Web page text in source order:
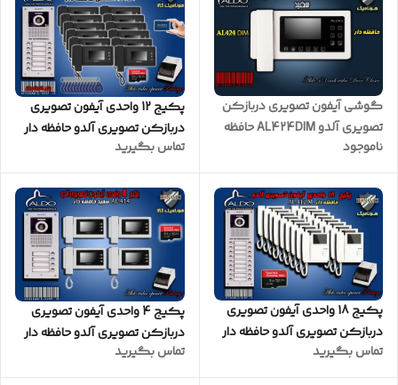
گوشی آیفون تصویری دربازکن
تصویری آلدو AL424DIM حافظه
دار
ناموجود
پکیج 12 واحدی آیفون تصویری
دربازکن تصویری آلدو حافظه دار
مشکی
تماس بگیرید
پکیج 18 واحدی آیفون تصویری
دربازکن تصویری آلدو حافظه دار
مدل AL412M پنل ساده
تماس بگیرید
پکیج 4 واحدی آیفون تصویری
دربازکن تصویری آلدو حافظه دار
مدل AL414M پنل ساده سفید
تماس بگیرید